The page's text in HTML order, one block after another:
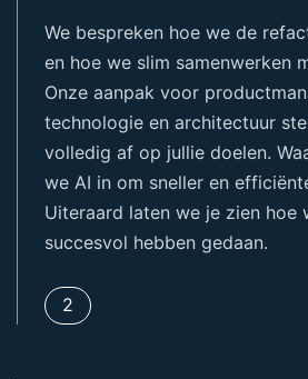
We bespreken hoe we de
en hoe we slim samenwerken
Onze aanpak voor
technologie en architectuur
volledig af op jullie doelen.
we AI in om sneller en
Uiteraard laten we je zien hoe
succesvol hebben gedaan.
2